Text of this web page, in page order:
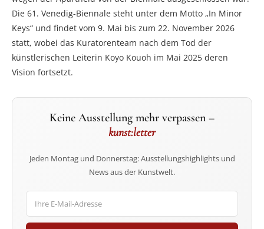
Die 61. Venedig-Biennale steht unter dem Motto „In Minor
Keys“ und findet vom 9. Mai bis zum 22. November 2026
statt, wobei das Kuratorenteam nach dem Tod der
künstlerischen Leiterin Koyo Kouoh im Mai 2025 deren
Vision fortsetzt.
Keine Ausstellung mehr verpassen –
kunst:letter
Jeden Montag und Donnerstag: Ausstellungshighlights und
News aus der Kunstwelt.